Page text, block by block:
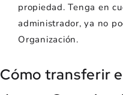
propiedad. Tenga en
administrador, ya no
Organización.
Cómo transferir